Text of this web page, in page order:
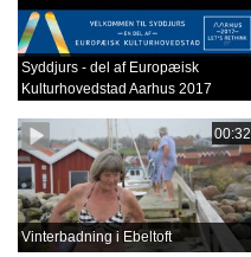
Syddjurs - del af Europæisk
Kulturhovedstad Aarhus 2017
00:32
Vinterbadning i Ebeltoft